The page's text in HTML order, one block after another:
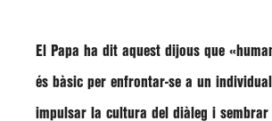
El Papa ha dit aquest dijous que
és bàsic per enfrontar-se a un
impulsar la cultura del diàleg i sembrar